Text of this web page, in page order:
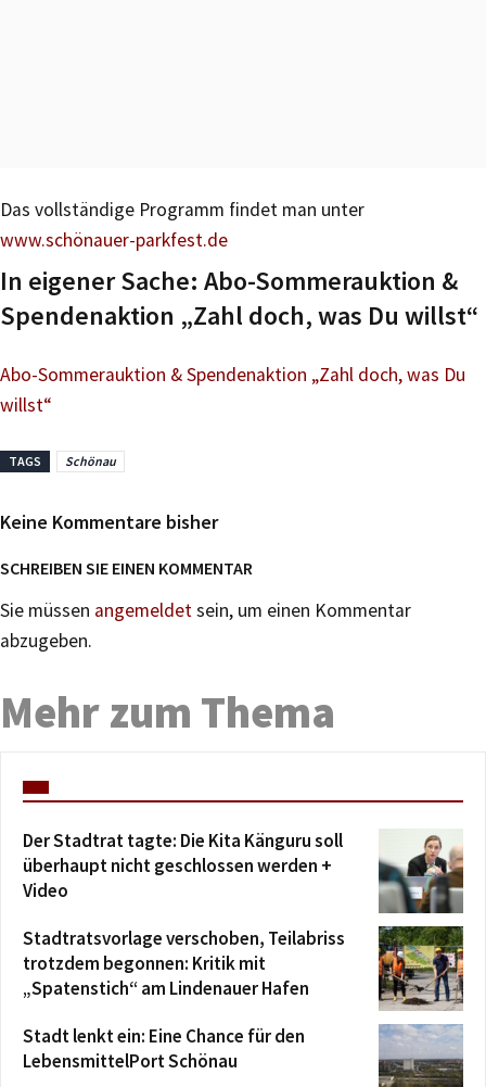
Das vollständige Programm findet man unter
www.schönauer-parkfest.de
In eigener Sache: Abo-Sommerauktion &
Spendenaktion „Zahl doch, was Du willst“
Abo-Sommerauktion & Spendenaktion „Zahl doch, was Du
willst“
TAGS Schönau
Keine Kommentare bisher
SCHREIBEN SIE EINEN KOMMENTAR
Sie müssen angemeldetsein, um einen Kommentar
abzugeben.
Mehr zum Thema
Der Stadtrat tagte: Die Kita Känguru soll
überhaupt nicht geschlossen werden +
Video
Stadtratsvorlage verschoben, Teilabriss
trotzdem begonnen: Kritik mit
„Spatenstich“ am Lindenauer Hafen
Stadt lenkt ein: Eine Chance für den
LebensmittelPort Schönau